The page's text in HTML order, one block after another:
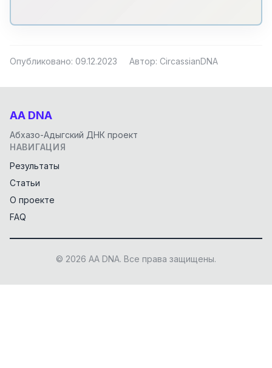
Опубликовано: 09.12.2023 Автор: CircassianDNA
AA DNA
Абхазо-Адыгский ДНК проект
НАВИГАЦИЯ
Результаты
Статьи
О проекте
FAQ
© 2026 AA DNA. Все права защищены.